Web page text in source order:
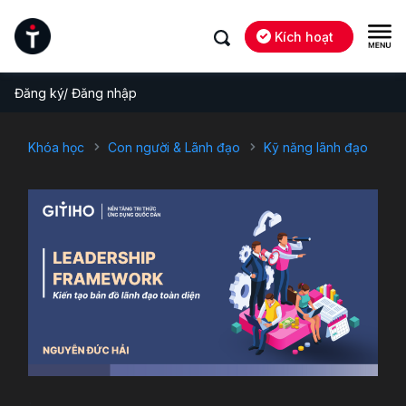
Kích hoạt
Đăng ký/ Đăng nhập
Khóa học Con người & Lãnh đạo Kỹ năng lãnh đạo